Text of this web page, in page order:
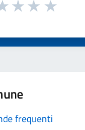
frequenti